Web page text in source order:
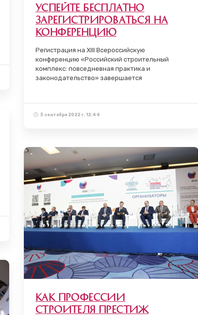
Успейте бесплатно
зарегистрироваться на
конференцию
Регистрация на XIII Всероссийскую
конференцию «Российский строительный
комплекс: повседневная практика и
законодательство» завершается
3 сентября 2022 г. 12:44
Как профессии
строителя престиж